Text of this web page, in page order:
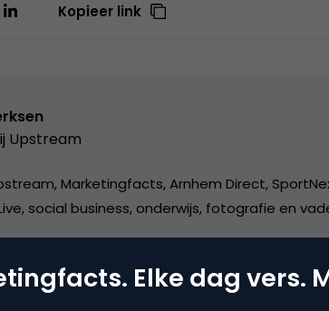
Kopieer link
Upstream
Marketingfacts, Arnhem Direct,
social business, onderwijs, fotografie en
Elke dag vers.